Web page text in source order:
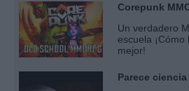
Corepunk
Un verdadero
escuela
mejor!
Parece